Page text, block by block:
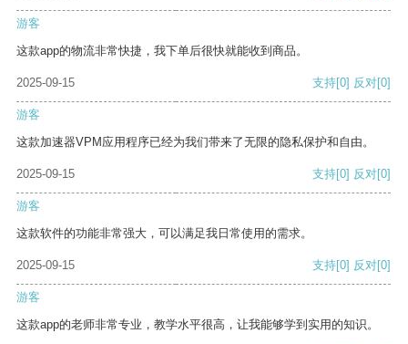
游客
这款app的物流非常快捷，我下单后很快就能收到商品。
2025-09-15 支持[0] 反对[0]
游客
这款加速器VPM应用程序已经为我们带来了无限的隐私保护和自由。
2025-09-15 支持[0] 反对[0]
游客
这款软件的功能非常强大，可以满足我日常使用的需求。
2025-09-15 支持[0] 反对[0]
游客
这款app的老师非常专业，教学水平很高，让我能够学到实用的知识。